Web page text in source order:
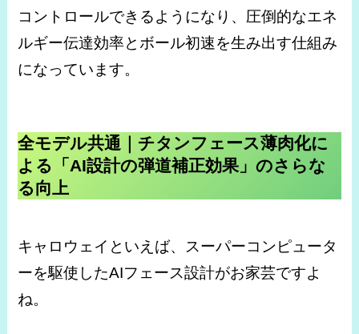
コントロールできるようになり、圧倒的なエネ
ルギー伝達効率とボール初速を生み出す仕組み
になっています。
全モデル共通｜チタンフェース薄肉化に
よる「AI設計の弾道補正効果」のさらな
る向上
キャロウェイといえば、スーパーコンピュータ
ーを駆使したAIフェース設計がお家芸ですよ
ね。